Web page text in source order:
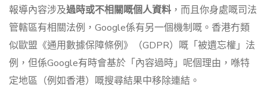
報導內容涉及過時或不相關嘅個人資料 ，而且你身處嘅司法
管轄區有相關法例，Google係有另一個機制嘅。香港冇類
似歐盟《通用數據保障條例》（GDPR）嘅「被遺忘權」法
例，但係Google有時會基於「內容過時」呢個理由，喺特
定地區（例如香港）嘅搜尋結果中移除連結。